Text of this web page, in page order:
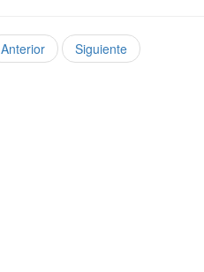
Anterior Siguiente